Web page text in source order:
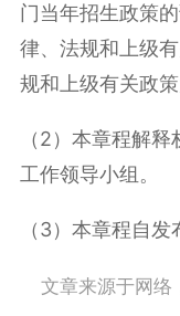
门当年招生政策
律、法规和上级
规和上级有关政策
（2）本章程解
工作领导小组。
（3）本章程自发
文章来源于网络